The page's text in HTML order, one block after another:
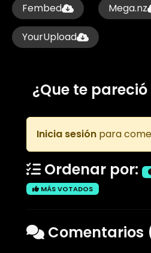
Fembed Mega.nz
YourUpload
¿Que te
Inicia sesión para
Ordenar por:
MÁS VOTADOS
Comentarios